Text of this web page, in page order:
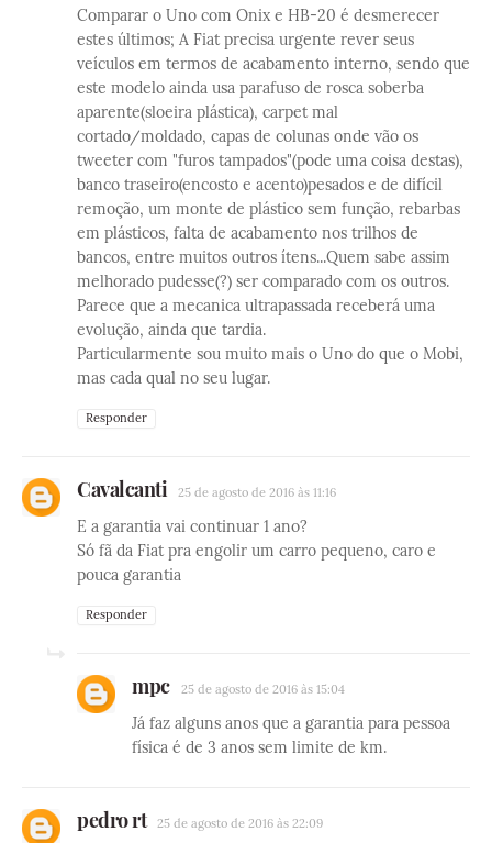
Comparar o Uno com Onix e HB-20 é desmerecer
estes últimos; A Fiat precisa urgente rever seus
veículos em termos de acabamento interno, sendo que
este modelo ainda usa parafuso de rosca soberba
aparente(sloeira plástica), carpet mal
cortado/moldado, capas de colunas onde vão os
tweeter com "furos tampados"(pode uma coisa destas),
banco traseiro(encosto e acento)pesados e de difícil
remoção, um monte de plástico sem função, rebarbas
em plásticos, falta de acabamento nos trilhos de
bancos, entre muitos outros ítens...Quem sabe assim
melhorado pudesse(?) ser comparado com os outros.
Parece que a mecanica ultrapassada receberá uma
evolução, ainda que tardia.
Particularmente sou muito mais o Uno do que o Mobi,
mas cada qual no seu lugar.
Responder
Cavalcanti 25 de agosto de 2016 às 11:16
E a garantia vai continuar 1 ano?
Só fã da Fiat pra engolir um carro pequeno, caro e
pouca garantia
Responder
mpc 25 de agosto de 2016 às 15:04
Já faz alguns anos que a garantia para pessoa
física é de 3 anos sem limite de km.
pedro rt 25 de agosto de 2016 às 22:09